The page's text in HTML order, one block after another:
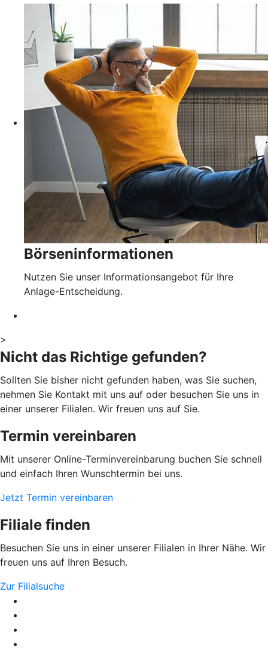
Börseninformationen
Nutzen Sie unser Informationsangebot für Ihre
Anlage-Entscheidung.
>
Nicht das Richtige gefunden?
Sollten Sie bisher nicht gefunden haben, was Sie suchen,
nehmen Sie Kontakt mit uns auf oder besuchen Sie uns in
einer unserer Filialen. Wir freuen uns auf Sie.
Termin vereinbaren
Mit unserer Online-Terminvereinbarung buchen Sie schnell
und einfach Ihren Wunschtermin bei uns.
Jetzt Termin vereinbaren
Filiale finden
Besuchen Sie uns in einer unserer Filialen in Ihrer Nähe. Wir
freuen uns auf Ihren Besuch.
Zur Filialsuche